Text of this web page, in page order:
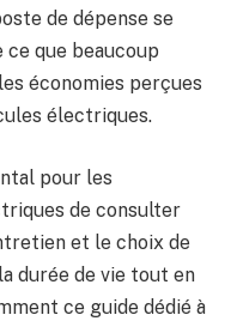
de dépense se
que beaucoup
économies perçues
électriques.
pour les
de consulter
et le choix de
durée de vie tout en
ce guide dédié à